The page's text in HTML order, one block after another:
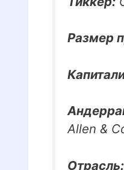
Размер
Allen &
Отрасль: